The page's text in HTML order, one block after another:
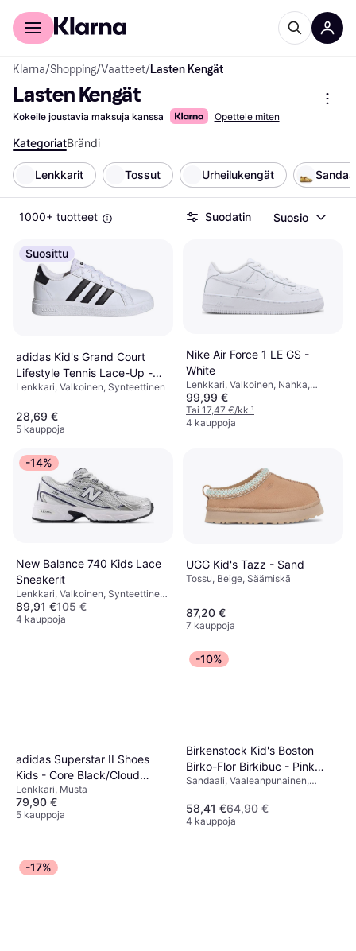
Kuluttajille
Klarna/Shopping/Vaatteet/Lasten Kengät
Lasten Kengät
Kokeile joustavia maksuja kanssa Opettele miten
KategoriatBrändi
Lenkkarit Tossut Urheilukengät
1000+ tuotteet Suodatin Suosio
Suosittu
adidas Kid's Grand Court
Lifestyle Tennis Lace-Up -
Cloud White/Core Black
Lenkkari, Valkoinen, Synteettinen
28,69 €
5 kauppoja
Nike Air Force 1 LE GS -
White
Lenkkari, Valkoinen, Nahka,
Tekonahka, Synteettinen
99,99 €
Tai 17,47 €/kk.¹
4 kauppoja
-14%
New Balance 740 Kids Lace
Sneakerit
Lenkkari, Valkoinen, Synteettinen,
Verkko
89,91 €105 €
4 kauppoja
UGG Kid's Tazz - Sand
Tossu, Beige, Säämiskä
87,20 €
7 kauppoja
adidas Superstar II Shoes
Kids - Core Black/Cloud
White
Lenkkari, Musta
79,90 €
5 kauppoja
-10%
Birkenstock Kid's Boston
Birko-Flor Birkibuc - Pink
Clay
Sandaali, Vaaleanpunainen,
Tekonahka, Synteettinen, Korkki,
Nupukki
58,41 €64,90 €
4 kauppoja
-17%